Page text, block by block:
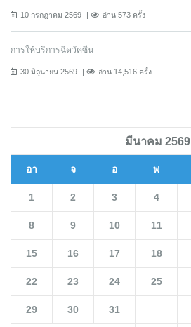
10 กรกฎาคม 2569 อ่าน 573 ครั้ง
การให้บริการฉีดวัคซีน
30 มิถุนายน 2569 อ่าน 14,516 ครั้ง
มีนาคม 2569
อา จ อ พ
1 2 3 4
8 9 10 11
15 16 17 18
22 23 24 25
29 30 31